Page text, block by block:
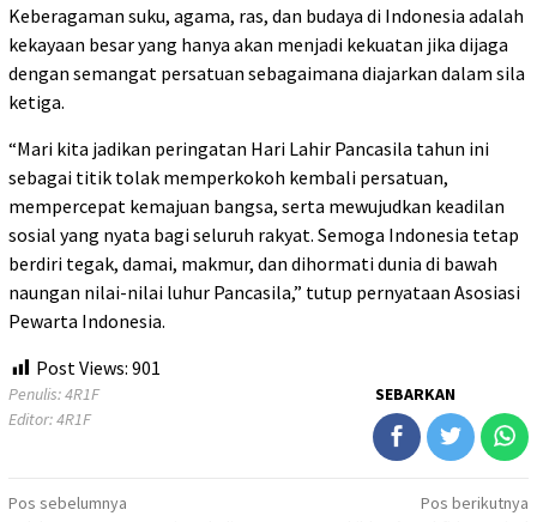
Keberagaman suku, agama, ras, dan budaya di Indonesia adalah
kekayaan besar yang hanya akan menjadi kekuatan jika dijaga
dengan semangat persatuan sebagaimana diajarkan dalam sila
ketiga.
“Mari kita jadikan peringatan Hari Lahir Pancasila tahun ini
sebagai titik tolak memperkokoh kembali persatuan,
mempercepat kemajuan bangsa, serta mewujudkan keadilan
sosial yang nyata bagi seluruh rakyat. Semoga Indonesia tetap
berdiri tegak, damai, makmur, dan dihormati dunia di bawah
naungan nilai-nilai luhur Pancasila,” tutup pernyataan Asosiasi
Pewarta Indonesia.
Post Views: 901
Penulis: 4R1F
Editor: 4R1F
SEBARKAN
Navigasi
Pos sebelumnya
Pos berikutnya